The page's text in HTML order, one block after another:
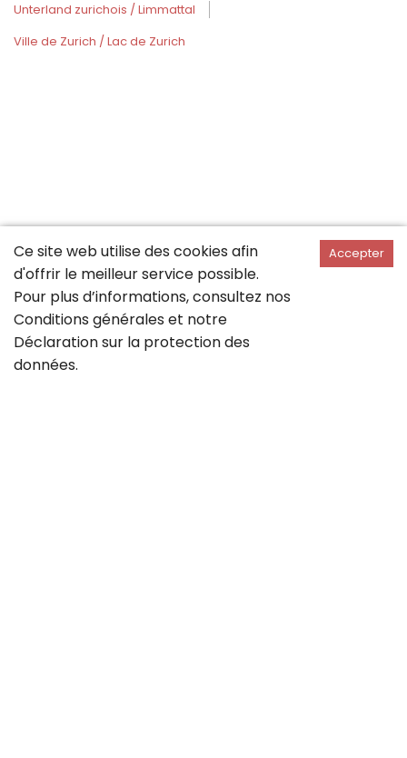
Unterland zurichois / Limmattal
Ville de Zurich / Lac de Zurich
Ce site web utilise des cookies afin
d'offrir le meilleur service possible.
Pour plus d’informations, consultez nos
Conditions générales et notre
Déclaration sur la protection des
données.
Accepter